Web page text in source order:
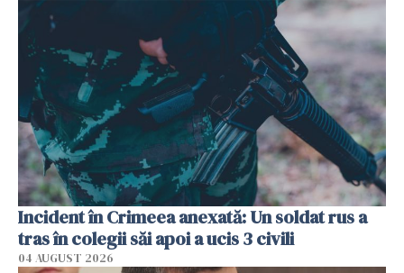
Incident în Crimeea anexată: Un soldat rus a
tras în colegii săi apoi a ucis 3 civili
04 AUGUST 2026